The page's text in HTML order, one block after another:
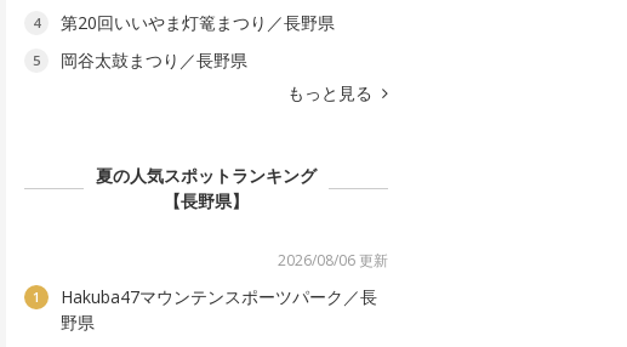
4 第20回いいやま灯篭まつり／長野県
5
岡谷太鼓まつり／長野県
もっと見る
夏の人気スポットランキング
【長野県】
2026/08/06 更新
1
Hakuba47マウンテンスポーツパーク／長
野県